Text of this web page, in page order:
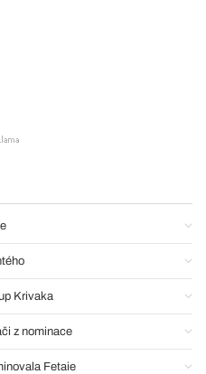
Krivaka
z nominace
Fetaie